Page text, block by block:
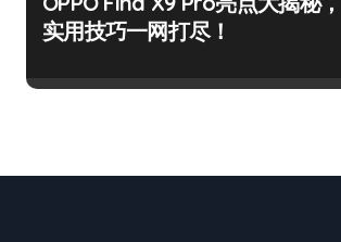
实用技巧一网打尽！